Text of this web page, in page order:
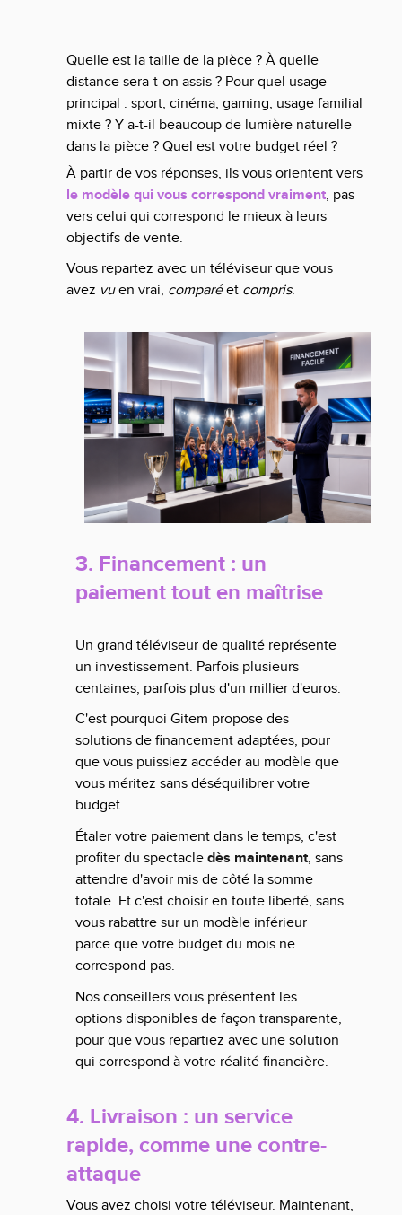
Quelle est la taille de la pièce ? À quelle
distance sera-t-on assis ? Pour quel usage
principal : sport, cinéma, gaming, usage familial
mixte ? Y a-t-il beaucoup de lumière naturelle
dans la pièce ? Quel est votre budget réel ?
À partir de vos réponses, ils vous orientent vers
le modèle qui vous correspond vraiment, pas
vers celui qui correspond le mieux à leurs
objectifs de vente.
Vous repartez avec un téléviseur que vous
avez vuen vrai, comparéet compris.
3. Financement : un
paiement tout en maîtrise
Un grand téléviseur de qualité représente
un investissement. Parfois plusieurs
centaines, parfois plus d'un millier d'euros.
C'est pourquoi Gitem propose des
solutions de financement adaptées, pour
que vous puissiez accéder au modèle que
vous méritez sans déséquilibrer votre
budget.
Étaler votre paiement dans le temps, c'est
profiter du spectacle dès maintenant, sans
attendre d'avoir mis de côté la somme
totale. Et c'est choisir en toute liberté, sans
vous rabattre sur un modèle inférieur
parce que votre budget du mois ne
correspond pas.
Nos conseillers vous présentent les
options disponibles de façon transparente,
pour que vous repartiez avec une solution
qui correspond à votre réalité financière.
4. Livraison : un service
rapide, comme une contre-
attaque
Vous avez choisi votre téléviseur. Maintenant,